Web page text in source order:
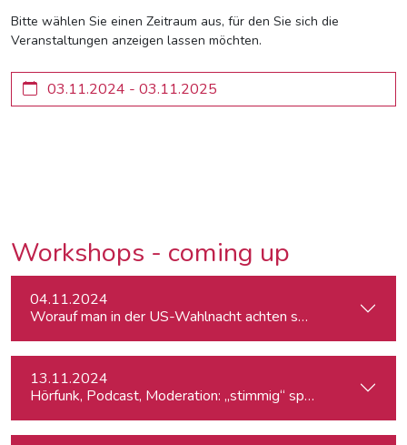
Bitte wählen Sie einen Zeitraum aus, für den Sie sich die
Veranstaltungen anzeigen lassen möchten.
Workshops - coming up
04.11.2024
Worauf man in der US-Wahlnacht achten sollte
13.11.2024
Hörfunk, Podcast, Moderation: „stimmig“ sprechen